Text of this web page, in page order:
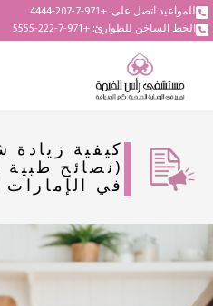
للمواعيد اتصل على: +971-7-207-4444
الخط الساخن للطوارئ: +971-7-222-5555
كيفية زيادة
(نصائح
في الإمارات